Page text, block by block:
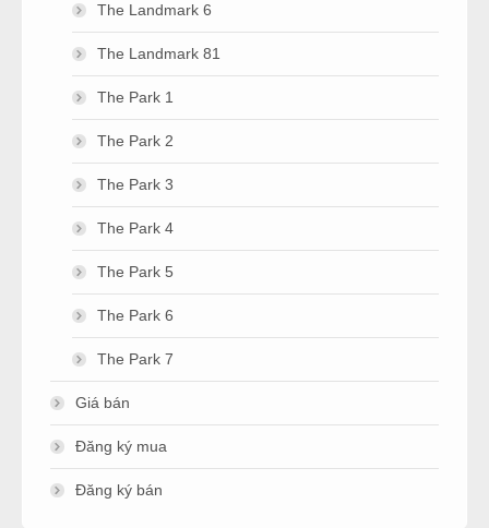
The Landmark 6
The Landmark 81
The Park 1
The Park 2
The Park 3
The Park 4
The Park 5
The Park 6
The Park 7
Giá bán
Đăng ký mua
Đăng ký bán